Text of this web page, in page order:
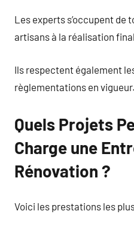
Les experts s’occupent de
artisans à la réalisation
Ils respectent également
règlementations en vigueur.
Quels Projets
Charge une
Rénovation ?
Voici les prestations les